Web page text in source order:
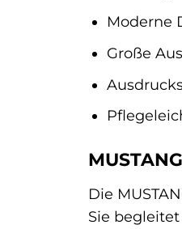
Moderne
Große
Die
Sie